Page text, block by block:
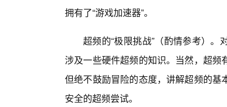
拥有了“游戏加速器”。
超频的“极限挑战”（酌情参考）
涉及一些硬件超频的知识。当然，超
但绝不鼓励冒险的态度，讲解超频的
安全的超频尝试。